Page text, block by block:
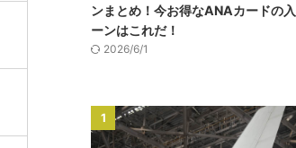
ンまとめ！今お得なANAカードの
ーンはこれだ！
2026/6/1
1